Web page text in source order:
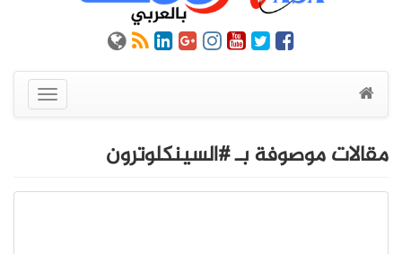
عرض
القائمة
مقالات موصوفة بـ #السينكلوترون